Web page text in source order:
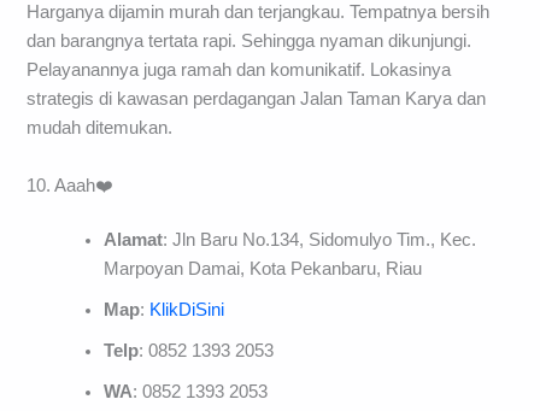
Harganya dijamin murah dan terjangkau. Tempatnya bersih
dan barangnya tertata rapi. Sehingga nyaman dikunjungi.
Pelayanannya juga ramah dan komunikatif. Lokasinya
strategis di kawasan perdagangan Jalan Taman Karya dan
mudah ditemukan.
10. Aaah❤️
Alamat: Jln Baru No.134, Sidomulyo Tim., Kec.
Marpoyan Damai, Kota Pekanbaru, Riau
Map: KlikDiSini
Telp: 0852 1393 2053
WA: 0852 1393 2053